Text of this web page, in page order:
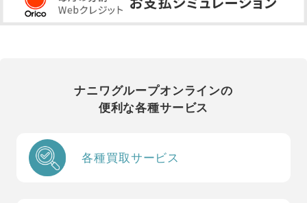
ナニワグループオンラインの
便利な各種サービス
各種買取サービス